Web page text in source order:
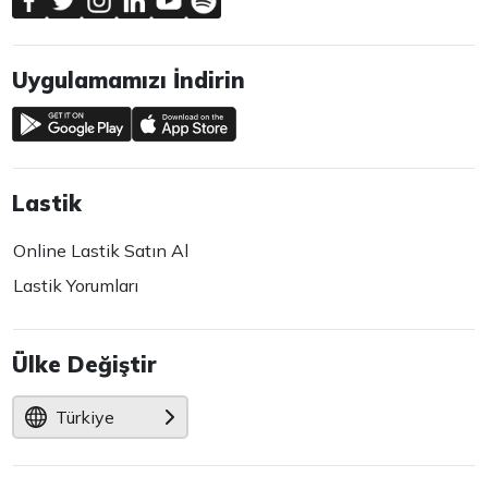
Uygulamamızı İndirin
Lastik
Online Lastik Satın Al
Lastik Yorumları
Ülke Değiştir
Türkiye